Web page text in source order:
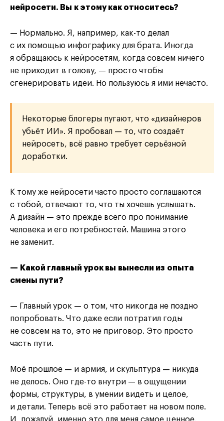
нейросети. Вы к этому как относитесь?
— Нормально. Я, например, как-то делал
с их помощью инфографику для брата. Иногда
я обращаюсь к нейросетям, когда совсем ничего
не приходит в голову, — просто чтобы
сгенерировать идеи. Но пользуюсь я ими нечасто.
Некоторые блогеры пугают, что «дизайнеров
убьёт ИИ». Я пробовал — то, что создаёт
нейросеть, всё равно требует серьёзной
доработки.
К тому же нейросети часто просто соглашаются
с тобой, отвечают то, что ты хочешь услышать.
А дизайн — это прежде всего про понимание
человека и его потребностей. Машина этого
не заменит.
— Какой главный урок вы вынесли из опыта
смены пути?
— Главный урок — о том, что никогда не поздно
попробовать. Что даже если потратил годы
не совсем на то, это не приговор. Это просто
часть пути.
Моё прошлое — и армия, и скульптура — никуда
не делось. Оно где-то внутри — в ощущении
формы, структуры, в умении видеть и целое,
и детали. Теперь всё это работает на новом поле.